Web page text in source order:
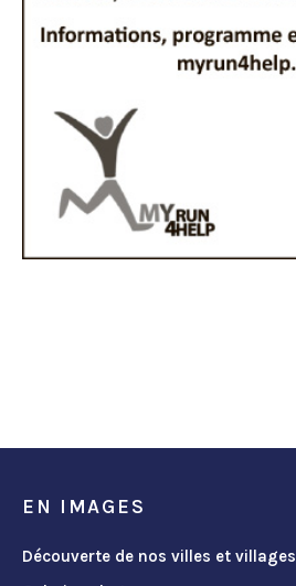
EN IMAGES
Découverte de nos villes et villages